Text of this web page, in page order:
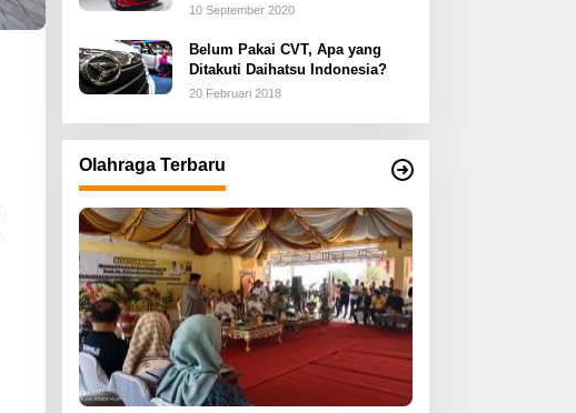
LCGC
10 September 2020
Belum Pakai CVT, Apa yang
Ditakuti Daihatsu Indonesia?
20 Februari 2018
Olahraga Terbaru